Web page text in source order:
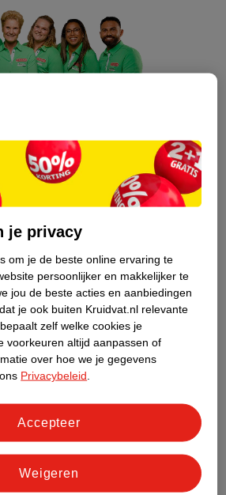
specialist in
Wat je
is, stel hem aan
en gemakkelijk bezorgen in de
drogist. Dit betekent dat je
je privacy
om je de beste online ervaring te
persoonlijker en makkelijker te
jou de beste acties en aanbiedingen
je ook buiten Kruidvat.nl relevante
zelf welke cookies je
voorkeuren altijd aanpassen of
over hoe we je gegevens
Privacybeleid
Weigeren
Accepteer